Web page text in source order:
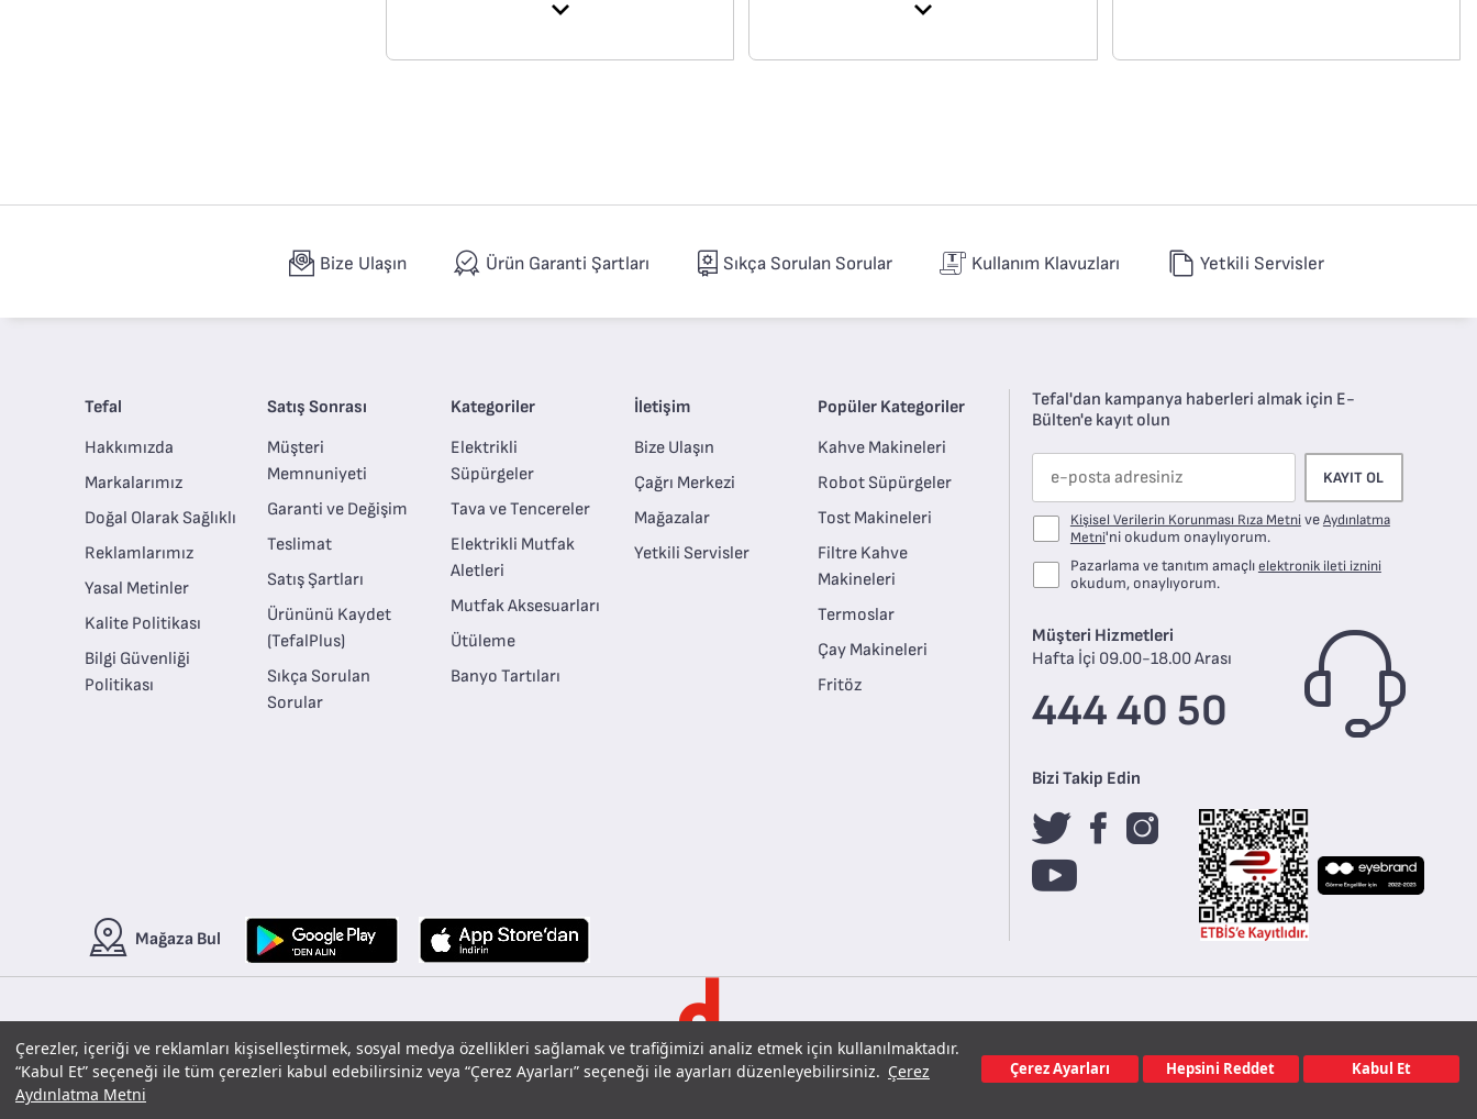
Çerezler, içeriği ve reklamları kişiselleştirmek, sosyal medya özellikleri sağlamak ve trafiğimizi analiz etmek için kullanılmaktadır.
“Kabul Et” seçeneği ile tüm çerezleri kabul edebilirsiniz veya “Çerez Ayarları” seçeneği ile ayarları düzenleyebilirsiniz. Çerez
Aydınlatma Metni
Çerez Ayarları Hepsini Reddet Kabul Et
• Yüksek kaliteli karbon çelik
• Yüksek kaliteli karbon çelik
Bize Ulaşın Ürün Garanti Şartları Sıkça Sorulan Sorular Kullanım Klavuzları Yetkili Servisler
Tefal
Hakkımızda
Markalarımız
Doğal Olarak Sağlıklı
Reklamlarımız
Yasal Metinler
Kalite Politikası
Bilgi Güvenliği
Politikası
Satış Sonrası
Müşteri
Memnuniyeti
Garanti ve Değişim
Teslimat
Satış Şartları
Ürününü Kaydet
(TefalPlus)
Sıkça Sorulan
Sorular
Kategoriler
Elektrikli
Süpürgeler
Tava ve Tencereler
Elektrikli Mutfak
Aletleri
Mutfak Aksesuarları
Ütüleme
Banyo Tartıları
İletişim
Bize Ulaşın
Çağrı Merkezi
Mağazalar
Yetkili Servisler
Popüler Kategoriler
Kahve Makineleri
Robot Süpürgeler
Tost Makineleri
Filtre Kahve
Makineleri
Termoslar
Çay Makineleri
Fritöz
Mağaza Bul
Tefal'dan kampanya haberleri almak için E-
Bülten'e kayıt olun
KAYIT OL
Kişisel Verilerin Korunması Rıza MetniveAydınlatma
Metni'ni okudum onaylıyorum.
Pazarlama ve tanıtım amaçlıelektronik ileti iznini
okudum, onaylıyorum.
Müşteri Hizmetleri
Hafta İçi 09.00-18.00 Arası
444 40 50
Bizi Takip Edin
Copyright © 2020 Tüm hakları saklıdır. Tefal bir markasıdır. Sohbet çerez tercihleri